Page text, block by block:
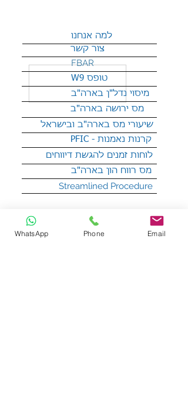
FBAR
Streamlined Procedure
מס רווח הון בארה"ב
למה אנחנו
צור קשר
מס ירושה בארה"ב
שיעורי מס בארה"ב ובישראל
מיסוי נדל"ן בארה"ב
PFIC - קרנות נאמנות
W9 טופס
לוחות זמנים להגשת דיווחים
יש לכם שאלה?
צרו קשר ונשמח לעזור!
WhatsApp Phone Email